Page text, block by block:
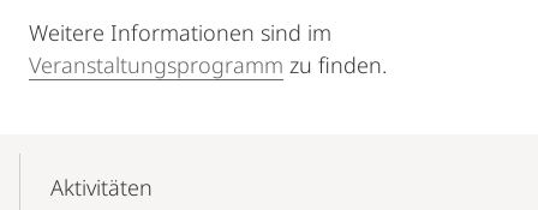
Weitere Informationen sind im
Veranstaltungsprogramm zu finden.
NavigationAktivitäten